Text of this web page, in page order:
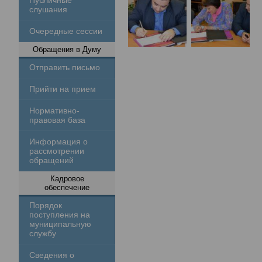
слушания
Очередные сессии
Обращения в Думу
Отправить письмо
Прийти на прием
Нормативно-
правовая база
Информация о
рассмотрении
обращений
Кадровое
обеспечение
Порядок
поступления на
муниципальную
службу
Сведения о